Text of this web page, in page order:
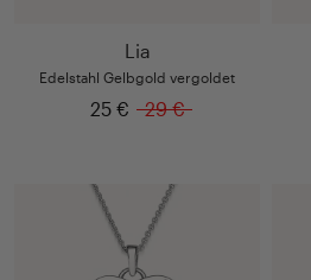
Lia
Edelstahl Gelbgold vergoldet
25 € 29 €